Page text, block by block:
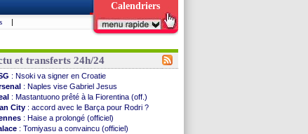
Calendriers
|
et transferts 24h/24
: Nsoki va signer en Croatie
: Naples vise Gabriel Jesus
: Mastantuono prêté à la Fiorentina (off.)
City : accord avec le Barça pour Rodri ?
: Haise a prolongé (officiel)
: Tomiyasu a convaincu (officiel)